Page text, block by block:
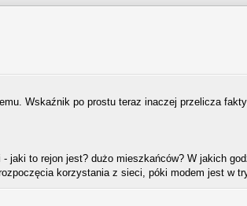
Wskaźnik po prostu teraz inaczej przelicza
jaki to rejon jest? dużo mieszkańców? W jakich
korzystania z sieci, póki modem jest w